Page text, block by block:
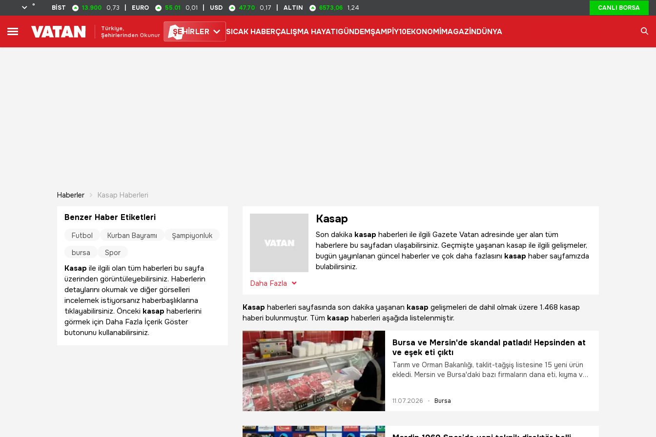
° BİST 13.900 0,73 EURO 55.01 0,01 USD 47.70 0,17 ALTIN 6573,06 1,24 CANLI BORSA
Türkiye,
Şehirlerinden Okunur
ŞEHİRLER SICAK HABERÇALIŞMA HAYATIGÜNDEMŞAMPİY10EKONOMİMAGAZİNDÜNYA
Haberler Kasap Haberleri
Kasap
Son dakika kasap haberleri ile ilgili Gazete Vatan adresinde yer alan tüm
haberlere bu sayfadan ulaşabilirsiniz. Geçmişte yaşanan kasap ile ilgili gelişmeler,
bugün yayınlanan güncel haberler ve çok daha fazlasını kasap haber sayfamızda
bulabilirsiniz.
Daha Fazla
Kasap haberleri sayfasında son dakika yaşanan kasap gelişmeleri de dahil olmak üzere 1.468 kasap
haberi bulunmuştur. Tüm kasap haberleri aşağıda listelenmiştir.
Bursa ve Mersin'de skandal patladı! Hepsinden at
ve eşek eti çıktı
Tarım ve Orman Bakanlığı, taklit-tağşiş listesine 15 yeni ürün
ekledi. Mersin ve Bursa'daki bazı firmaların dana eti, kıyma ve
11.07.2026 Bursa
Benzer Haber Etiketleri
Futbol Kurban Bayramı
Şampiyonluk
bursa
Spor
Kasap ile ilgili olan tüm haberleri bu sayfa
üzerinden görüntüleyebilirsiniz. Haberlerin
detaylarını okumak ve diğer görselleri
incelemek istiyorsanız haberbaşlıklarına
tıklayabilirsiniz. Önceki kasap haberlerini
görmek için Daha Fazla İçerik Göster
butonunu kullanabilirsiniz.